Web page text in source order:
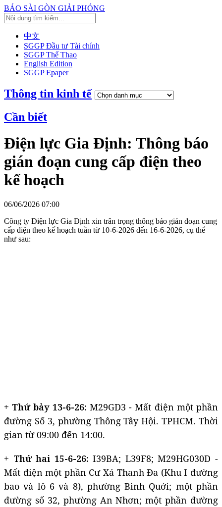
BÁO SÀI GÒN GIẢI PHÓNG
中文
SGGP Đầu tư Tài chính
SGGP Thể Thao
English Edition
SGGP Epaper
Thông tin kinh tế
Cần biết
Điện lực Gia Định: Thông báo
gián đoạn cung cấp điện theo
kế hoạch
06/06/2026 07:00
Công ty Điện lực Gia Định xin trân trọng thông báo gián đoạn cung
cấp điện theo kế hoạch tuần từ 10-6-2026 đến 16-6-2026, cụ thể
như sau:
+ Thứ bảy 13-6-26: M29GD3 - Mất điện một phần
đường Số 3, phường Thông Tây Hội. TPHCM. Thời
gian từ 09:00 đến 14:00.
+ Thứ hai 15-6-26: I39BA; L39F8; M29HG030D -
Mất điện một phần Cư Xá Thanh Đa (Khu I đường
bao và lô 6 và 8), phường Bình Quới; một phần
đường số 32, phường An Nhơn; một phần đường